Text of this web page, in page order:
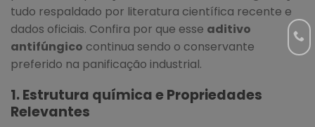
tudo respaldado por literatura científica recente e
dados oficiais. Confira por que esse aditivo
antifúngico continua sendo o conservante
preferido na panificação industrial.
1. Estrutura química e Propriedades
Relevantes